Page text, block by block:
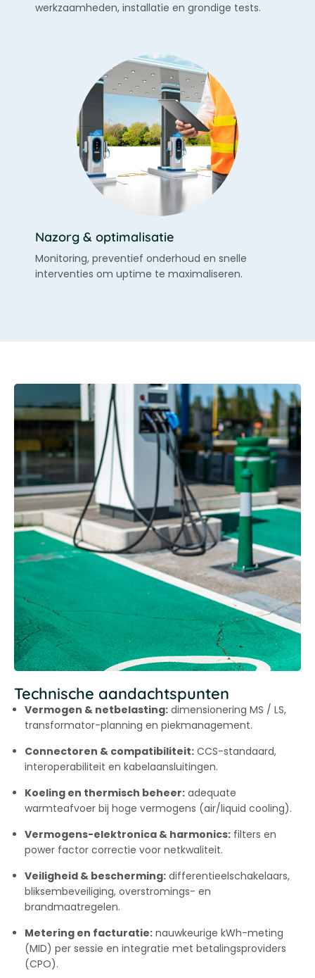
werkzaamheden, installatie en grondige tests.
Nazorg & optimalisatie
Monitoring, preventief onderhoud en snelle
interventies om uptime te maximaliseren.
Technische aandachtspunten
Vermogen & netbelasting: dimensionering MS / LS,
transformator-planning en piekmanagement.
Connectoren & compatibiliteit: CCS-standaard,
interoperabiliteit en kabelaansluitingen.
Koeling en thermisch beheer: adequate
warmteafvoer bij hoge vermogens (air/liquid cooling).
Vermogens-elektronica & harmonics: filters en
power factor correctie voor netkwaliteit.
Veiligheid & bescherming: differentieelschakelaars,
bliksembeveiliging, overstromings- en
brandmaatregelen.
Metering en facturatie: nauwkeurige kWh-meting
(MID) per sessie en integratie met betalingsproviders
(CPO).